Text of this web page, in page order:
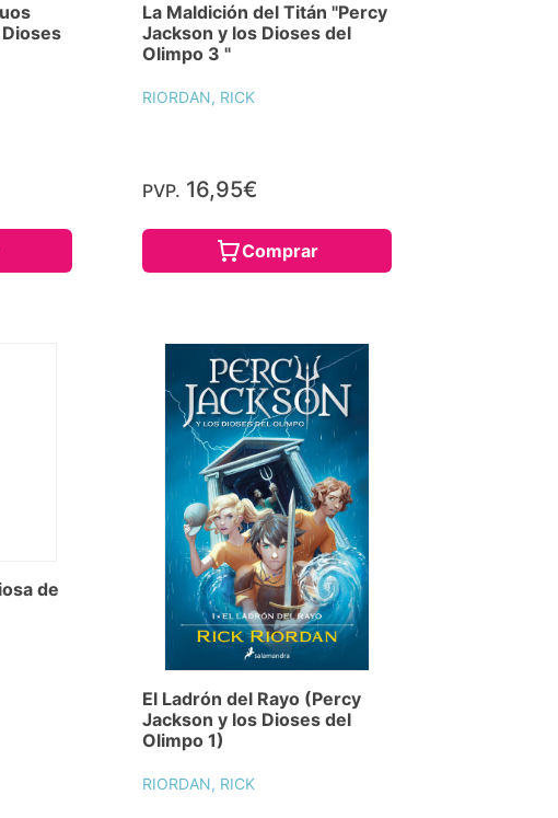
La Maldición del Titán "Percy
Jackson y los Dioses del
Olimpo 3 "
RIORDAN, RICK
PVP. 16,95€
Comprar
de
El Ladrón del Rayo (Percy
Jackson y los Dioses del
Olimpo 1)
RIORDAN, RICK